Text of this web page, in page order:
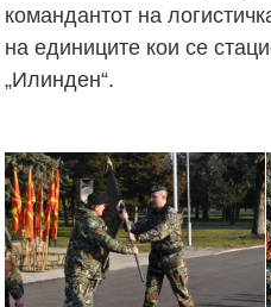
командантот на
на единиците кои се
„Илинден“.